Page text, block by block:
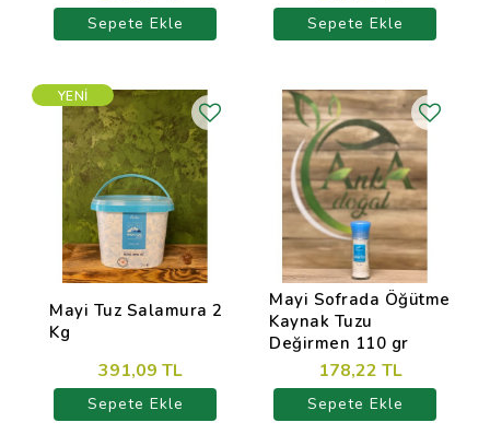
Sepete Ekle Sepete Ekle
Mayi Tuz Salamura 2
Kg
391,09 TL
Sepete Ekle
YENI
Mayi Sofrada Öğütme
Kaynak Tuzu
Değirmen 110 gr
178,22 TL
Sepete Ekle